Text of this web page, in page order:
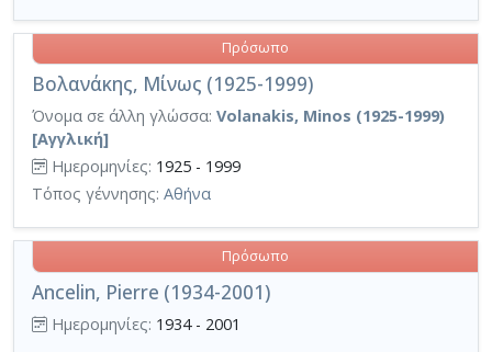
Βολανάκης, Μίνως (1925-1999)
Πρόσωπο
Όνομα σε άλλη γλώσσα: Volanakis, Minos (1925-1999)
[Αγγλική]
Ημερομηνίες: 1925 - 1999
Τόπος γέννησης: Αθήνα
Ancelin, Pierre (1934-2001)
Πρόσωπο
Ημερομηνίες: 1934 - 2001